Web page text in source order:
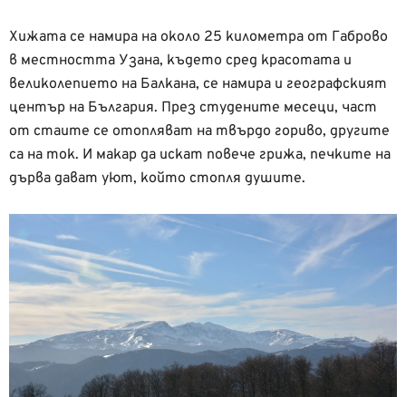
Хижата се намира на около 25 километра от Габрово
в местността Узана, където сред красотата и
великолепието на Балкана, се намира и географският
център на България. През студените месеци, част
от стаите се отопляват на твърдо гориво, другите
са на ток. И макар да искат повече грижа, печките на
дърва дават уют, който стопля душите.